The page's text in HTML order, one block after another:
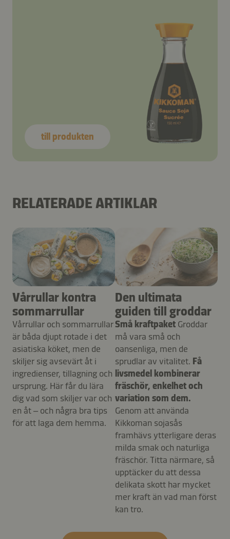
till produkten
RELATERADE ARTIKLAR
Vårrullar kontra
sommarrullar
Vårrullar och sommarrullar
är båda djupt rotade i det
asiatiska köket, men de
skiljer sig avsevärt åt i
ingredienser, tillagning och
ursprung. Här får du lära
dig vad som skiljer var och
en åt – och några bra tips
för att laga dem hemma.
Den ultimata
guiden till groddar
Små kraftpaket Groddar
må vara små och
oansenliga, men de
sprudlar av vitalitet. Få
livsmedel kombinerar
fräschör, enkelhet och
variation som dem.
Genom att använda
Kikkoman sojasås
framhävs ytterligare deras
milda smak och naturliga
fräschör. Titta närmare, så
upptäcker du att dessa
delikata skott har mycket
mer kraft än vad man först
kan tro.